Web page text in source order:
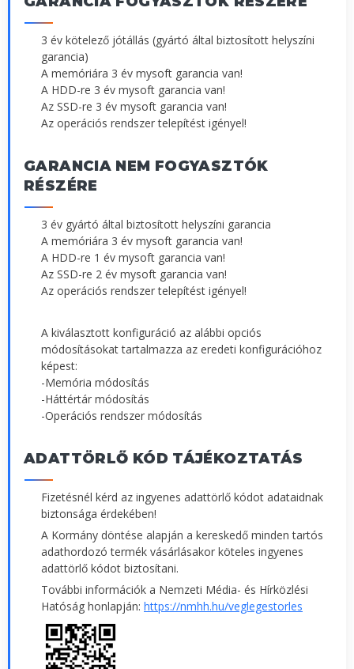
3 év kötelező jótállás (gyártó által biztosított helyszíni
garancia)
A memóriára 3 év mysoft garancia van!
A HDD-re 3 év mysoft garancia van!
Az SSD-re 3 év mysoft garancia van!
Az operációs rendszer telepítést igényel!
GARANCIA NEM FOGYASZTÓK
RÉSZÉRE
3 év gyártó által biztosított helyszíni garancia
A memóriára 3 év mysoft garancia van!
A HDD-re 1 év mysoft garancia van!
Az SSD-re 2 év mysoft garancia van!
Az operációs rendszer telepítést igényel!
A kiválasztott konfiguráció az alábbi opciós
módosításokat tartalmazza az eredeti konfigurációhoz
képest:
-Memória módosítás
-Háttértár módosítás
-Operációs rendszer módosítás
ADATTÖRLŐ KÓD TÁJÉKOZTATÁS
Fizetésnél kérd az ingyenes adattörlő kódot adataidnak
biztonsága érdekében!
A Kormány döntése alapján a kereskedő minden tartós
adathordozó termék vásárlásakor köteles ingyenes
adattörlő kódot biztosítani.
További információk a Nemzeti Média- és Hírközlési
Hatóság honlapján: https://nmhh.hu/veglegestorles